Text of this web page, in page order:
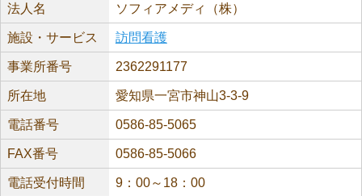
法人名 ソフィアメディ（株）
施設・サービス 訪問看護
事業所番号 2362291177
所在地 愛知県一宮市神山3-3-9
電話番号 0586-85-5065
FAX番号 0586-85-5066
電話受付時間 9：00～18：00